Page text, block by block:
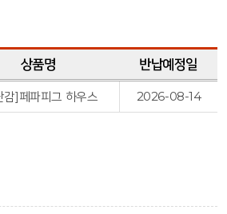
상품명 반납예정일
감]페파피그 하우스 2026-08-14